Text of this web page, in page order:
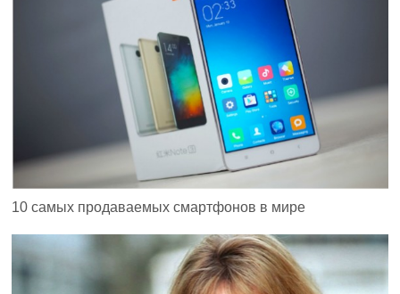
10 самых продаваемых смартфонов в мире